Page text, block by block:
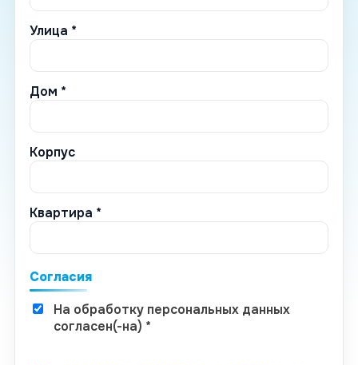
Улица *
Дом *
Корпус
Квартира *
Согласия
На обработку персональных данных
согласен(-на) *